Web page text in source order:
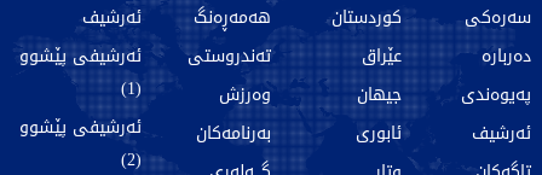
سەرەکی
دەربارە
پەیوەندی
ئەرشیف
کوردستان
عێراق
جیهان
ئابوری
هەمەڕەنگ
تەندروستی
وەرزش
بەرنامەکان
ئەرشیف
ئەرشیفی پێشوو
(1)
ئەرشیفی پێشوو
(2)